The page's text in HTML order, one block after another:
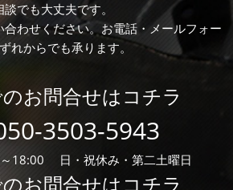
談でも大丈夫です。
わせください。お電話・メールフォー
れからでも承ります。
お問合せはコチラ
3503-5943
18:00 日・祝休み・第二土曜日
お問合せはコチラ